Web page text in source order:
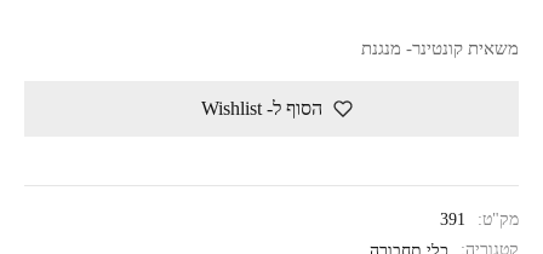
משאית קונטינר- מנגנת
הסוף ל- Wishlist
מק"ט:
391
קטגוריה:
כלי תחבורה